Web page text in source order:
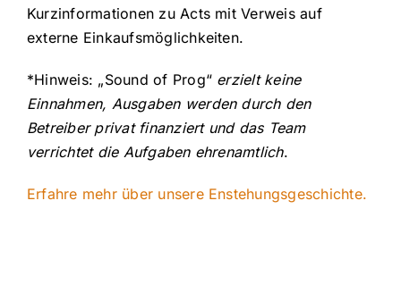
Kurzinformationen zu Acts mit Verweis auf
externe Einkaufsmöglichkeiten.
*Hinweis: „Sound of Prog“erzielt keine
Einnahmen, Ausgaben werden durch den
Betreiber privat finanziert und das Team
verrichtet die Aufgaben ehrenamtlich.
Erfahre mehr über unsere Enstehungsgeschichte.